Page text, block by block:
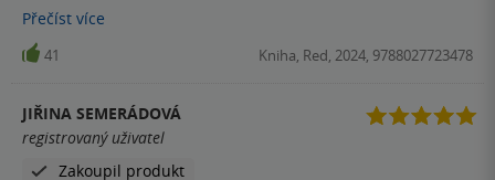
Čekala jsem víc, něco lepšího. Byli spolu 8 let a nevšimli si,
že jeden z nich má deprese a že druhý má zas jiný,
závažnější, problém? Věci tohoto typu mi moc nedávali
nenáročného na oddech. Jinak nedoporučuji
Přečíst více
41 Kniha, Red, 2024, 9788027723478
JIŘINA SEMERÁDOVÁ
registrovaný uživatel
Zakoupil produkt